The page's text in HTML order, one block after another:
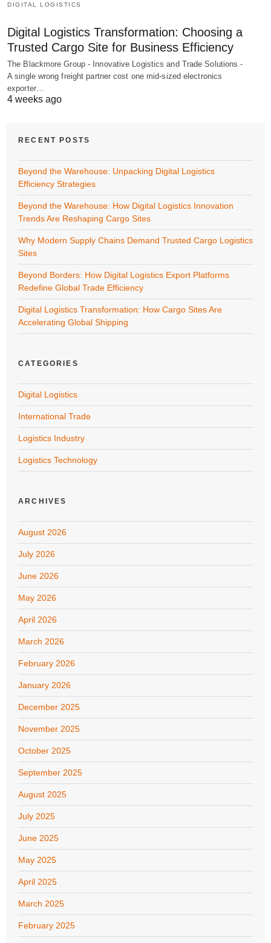
DIGITAL LOGISTICS
Digital Logistics Transformation: Choosing a
Trusted Cargo Site for Business Efficiency
The Blackmore Group - Innovative Logistics and Trade Solutions -
A single wrong freight partner cost one mid-sized electronics
exporter…
4 weeks ago
RECENT POSTS
Beyond the Warehouse: Unpacking Digital Logistics
Efficiency Strategies
Beyond the Warehouse: How Digital Logistics Innovation
Trends Are Reshaping Cargo Sites
Why Modern Supply Chains Demand Trusted Cargo Logistics
Sites
Beyond Borders: How Digital Logistics Export Platforms
Redefine Global Trade Efficiency
Digital Logistics Transformation: How Cargo Sites Are
Accelerating Global Shipping
CATEGORIES
Digital Logistics
International Trade
Logistics Industry
Logistics Technology
ARCHIVES
August 2026
July 2026
June 2026
May 2026
April 2026
March 2026
February 2026
January 2026
December 2025
November 2025
October 2025
September 2025
August 2025
July 2025
June 2025
May 2025
April 2025
March 2025
February 2025